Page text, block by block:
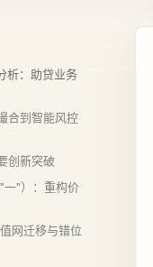
析：助贷业务
合到智能风控
创新突破
一"）：重构价
网迁移与错位